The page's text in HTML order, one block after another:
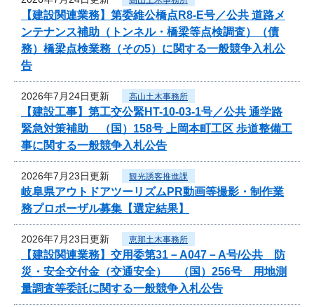
【建設関連業務】第委維公橋点R8-E号／公共 道路メ
ンテナンス補助（トンネル・橋梁等点検調査）（債
務）橋梁点検業務（その5）に関する一般競争入札公
告
2026年7月24日更新 高山土木事務所
【建設工事】第工交公緊HT-10-03-1号／公共 通学路
緊急対策補助 （国）158号 上岡本町工区 歩道整備工
事に関する一般競争入札公告
2026年7月23日更新 観光誘客推進課
岐阜県アウトドアツーリズムPR動画等撮影・制作業
務プロポーザル募集【選定結果】
2026年7月23日更新 恵那土木事務所
【建設関連業務】交用委第31－A047－A号/公共 防
災・安全交付金（交通安全） （国）256号 用地測
量調査等委託に関する一般競争入札公告